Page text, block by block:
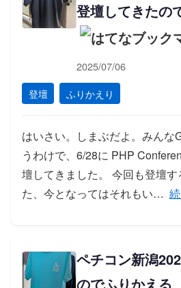
登壇してきたの
2025/07/06
登壇 ふりかえり
はいさい。しまぶだよ。みんな
うわけで、6/28に PHP
壇してきました。 今回も登壇
た、今となってはそれもい…
ペチコン新潟
のでふりかえる